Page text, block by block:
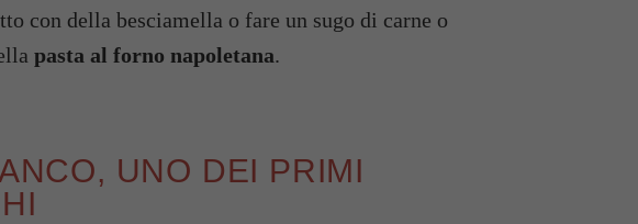
con della besciamella o fare un sugo di carne o
pasta al forno napoletana.
UNO DEI PRIMI